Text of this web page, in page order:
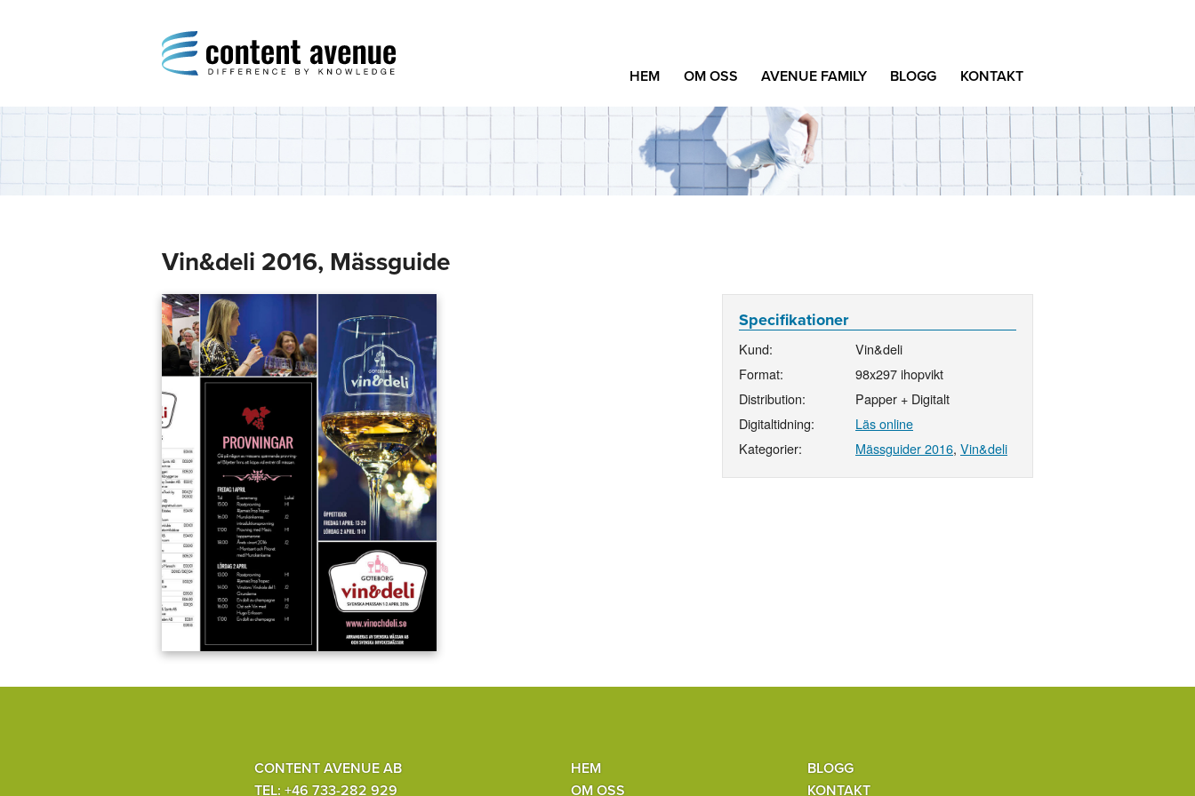
Difference by Knowledge
HEM OM OSS AVENUE FAMILY BLOGG KONTAKT
Vin&deli 2016, Mässguide
Specifikationer
Kund:
Vin&deli
Format:
98x297 ihopvikt
Distribution:
Papper + Digitalt
Digitaltidning:
Läs online
Kategorier:
Mässguider 2016,Vin&deli
CONTENT AVENUE AB
TEL: +46 733-282 929
HEM
OM OSS
BLOGG
KONTAKT